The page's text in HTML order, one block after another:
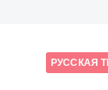
РУССКАЯ